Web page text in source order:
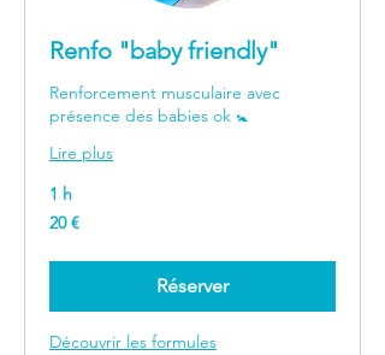
Renfo "baby friendly"
Renforcement musculaire avec
présence des babies ok 🚼
Lire plus
1 h
20
euros
20 €
Réserver
Découvrir les formules